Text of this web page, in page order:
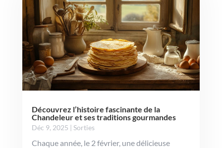
Découvrez l’histoire fascinante de la
Chandeleur et ses traditions gourmandes
Déc 9, 2025 | Sorties
Chaque année, le 2 février, une délicieuse